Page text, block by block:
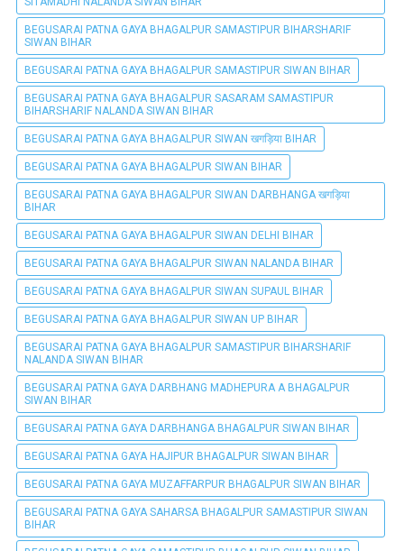
BEGUSARAI PATNA GAYA BHAGALPUR SAMASTIPUR BIHARSHARIF
SIWAN BIHAR
BEGUSARAI PATNA GAYA BHAGALPUR SAMASTIPUR SIWAN BIHAR
BEGUSARAI PATNA GAYA BHAGALPUR SASARAM SAMASTIPUR
BIHARSHARIF NALANDA SIWAN BIHAR
BEGUSARAI PATNA GAYA BHAGALPUR SIWAN खगड़िया BIHAR
BEGUSARAI PATNA GAYA BHAGALPUR SIWAN BIHAR
BEGUSARAI PATNA GAYA BHAGALPUR SIWAN DARBHANGA खगड़िया
BIHAR
BEGUSARAI PATNA GAYA BHAGALPUR SIWAN DELHI BIHAR
BEGUSARAI PATNA GAYA BHAGALPUR SIWAN NALANDA BIHAR
BEGUSARAI PATNA GAYA BHAGALPUR SIWAN SUPAUL BIHAR
BEGUSARAI PATNA GAYA BHAGALPUR SIWAN UP BIHAR
BEGUSARAI PATNA GAYA BHAGALPUR SAMASTIPUR BIHARSHARIF
NALANDA SIWAN BIHAR
BEGUSARAI PATNA GAYA DARBHANG MADHEPURA A BHAGALPUR
SIWAN BIHAR
BEGUSARAI PATNA GAYA DARBHANGA BHAGALPUR SIWAN BIHAR
BEGUSARAI PATNA GAYA HAJIPUR BHAGALPUR SIWAN BIHAR
BEGUSARAI PATNA GAYA MUZAFFARPUR BHAGALPUR SIWAN BIHAR
BEGUSARAI PATNA GAYA SAHARSA BHAGALPUR SAMASTIPUR SIWAN
BIHAR